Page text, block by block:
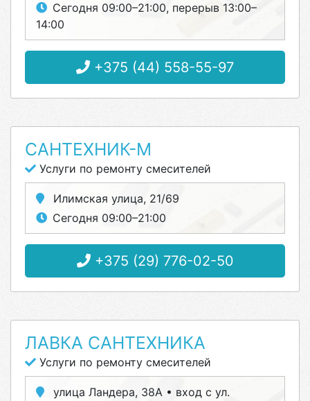
Сегодня 09:00–21:00, перерыв 13:00–
14:00
+375 (44) 558-55-97
САНТЕХНИК-М
Услуги по ремонту смесителей
Илимская улица, 21/69
Сегодня 09:00–21:00
+375 (29) 776-02-50
ЛАВКА САНТЕХНИКА
Услуги по ремонту смесителей
улица Ландера, 38А • вход с ул.